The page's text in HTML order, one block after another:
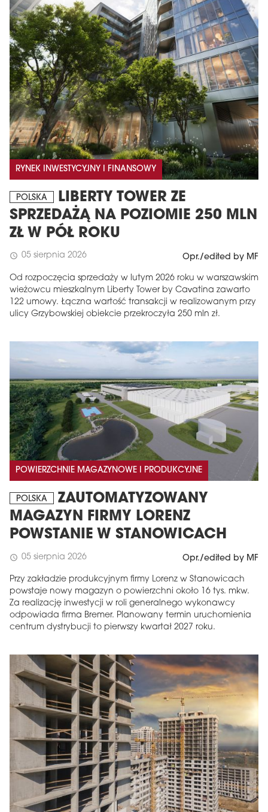
RYNEK INWESTYCYJNY I FINANSOWY
POLSKA
LIBERTY TOWER ZE
SPRZEDAŻĄ NA POZIOMIE 250 MLN
ZŁ W PÓŁ ROKU
schedule 05 sierpnia 2026 Opr./edited by MF
Od rozpoczęcia sprzedaży w lutym 2026 roku w warszawskim
wieżowcu mieszkalnym Liberty Tower by Cavatina zawarto
122 umowy. Łączna wartość transakcji w realizowanym przy
ulicy Grzybowskiej obiekcie przekroczyła 250 mln zł.
POWIERZCHNIE MAGAZYNOWE I PRODUKCYJNE
POLSKA
ZAUTOMATYZOWANY
MAGAZYN FIRMY LORENZ
POWSTANIE W STANOWICACH
schedule 05 sierpnia 2026 Opr./edited by MF
Przy zakładzie produkcyjnym firmy Lorenz w Stanowicach
powstaje nowy magazyn o powierzchni około 16 tys. mkw.
Za realizację inwestycji w roli generalnego wykonawcy
odpowiada firma Bremer. Planowany termin uruchomienia
centrum dystrybucji to pierwszy kwartał 2027 roku.